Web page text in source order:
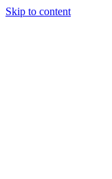
Skip to content